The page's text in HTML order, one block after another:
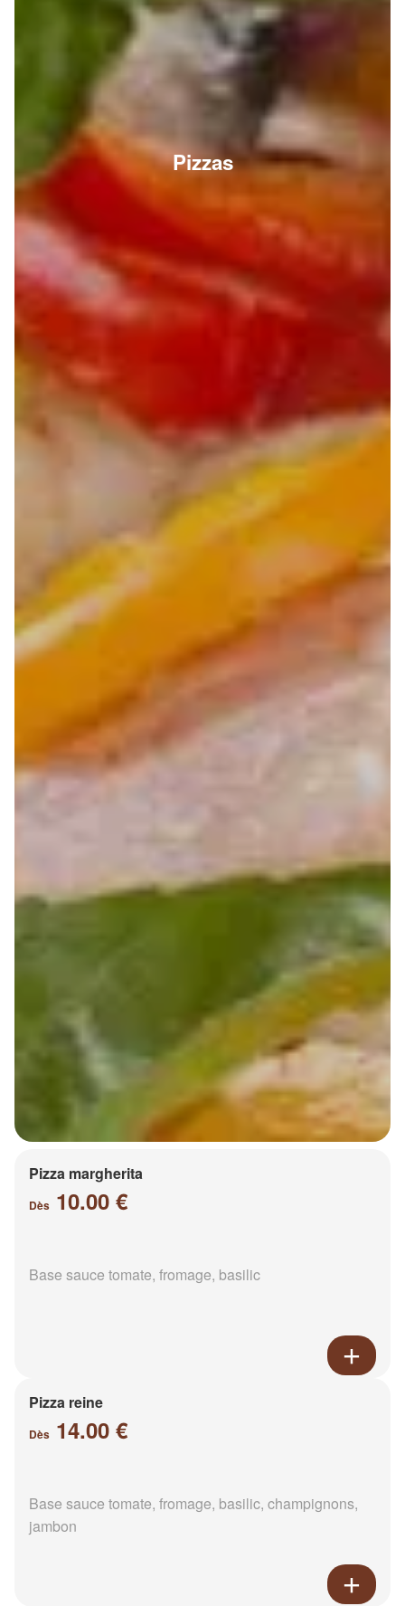
Pizzas
Pizza margherita
Dès 10.00 €
Base sauce tomate, fromage, basilic
Pizza reine
Dès 14.00 €
Base sauce tomate, fromage, basilic, champignons,
jambon